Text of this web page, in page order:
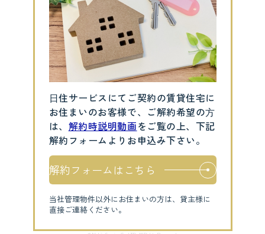
⽇住サービスにてご契約の賃貸住宅に
お住まいのお客様で、ご解約希望の⽅
は、 解約時説明動画をご覧の上、下記
解約フォームよりお申込み下さい。
解約フォームはこちら
当社管理物件以外にお住まいの方は、貸主様に
直接ご連絡ください。